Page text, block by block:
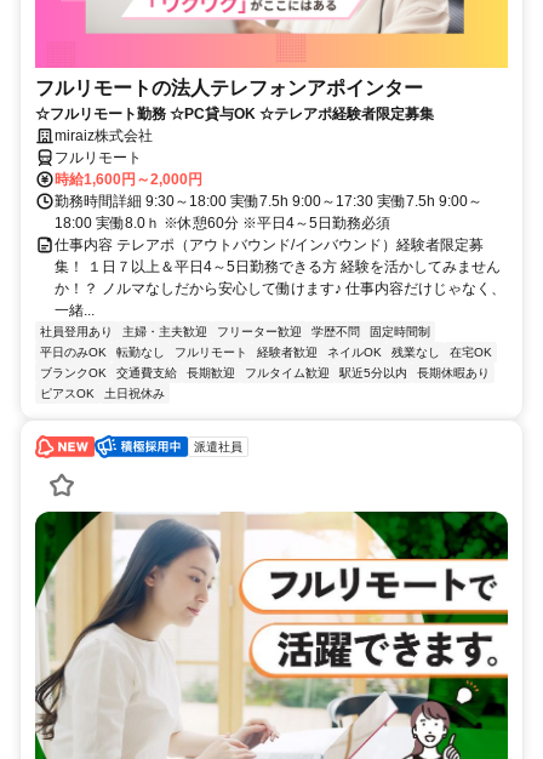
フルリモートの法人テレフォンアポインター
☆フルリモート勤務 ☆PC貸与OK ☆テレアポ経験者限定募集
miraiz株式会社
フルリモート
時給1,600円～2,000円
勤務時間詳細 9:30～18:00 実働7.5h 9:00～17:30 実働7.5h 9:00～
18:00 実働8.0ｈ ※休憩60分 ※平日4～5日勤務必須
仕事内容 テレアポ（アウトバウンド/インバウンド）経験者限定募
集！ １日７以上＆平日4～5日勤務できる方 経験を活かしてみません
か！？ ノルマなしだから安心して働けます♪ 仕事内容だけじゃなく、
一緒...
社員登用あり 主婦・主夫歓迎 フリーター歓迎 学歴不問
固定時間制
平日のみOK
転勤なし フルリモート 経験者歓迎 ネイルOK 残業なし
在宅OK
ブランクOK
交通費支給 長期歓迎 フルタイム歓迎 駅近5分以内
長期休暇あり
ピアスOK
土日祝休み
派遣社員